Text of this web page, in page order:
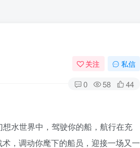
关注 私信
0 58 44
水世界中，驾驶你的船，航行在充
，调动你麾下的船员，迎接一场又一